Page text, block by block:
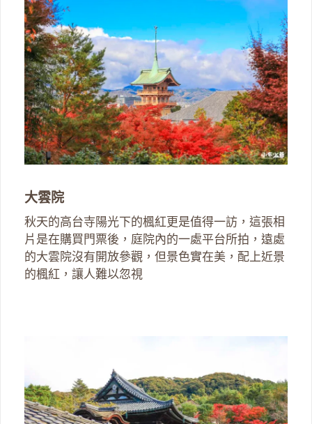
大雲院
秋天的高台寺陽光下的楓紅更是值得一訪，這張相
片是在購買門票後，庭院內的一處平台所拍，遠處
的大雲院沒有開放參觀，但景色實在美，配上近景
的楓紅，讓人難以忽視